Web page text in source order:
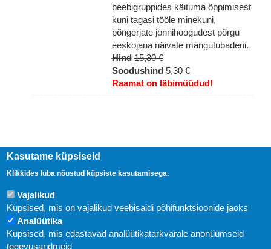
beebigruppides käituma õppimisest
kuni tagasi tööle minekuni,
põngerjate jonnihoogudest põrgu
eeskojana näivate mängutubadeni.
Hind 15,30 €
Soodushind 5,30 €
Raamat on läbimüüdud!
Uudised
Kasutame küpsiseid
Klikkides luba nõustud küpsiste kasutamisega.
Vajalikud
Küpsised, mis on vajalikud veebisaidi põhifunktsioonide jaoks
Analüütika
Küpsised, mis edastavad analüütikatarkvarale anonüümseid
tegevusandmeid